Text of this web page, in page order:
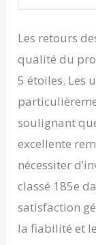
Les retours
qualité du
5 étoiles. Les
soulignant
excellente
nécessiter
classé 185e
satisfaction
la fiabilité et